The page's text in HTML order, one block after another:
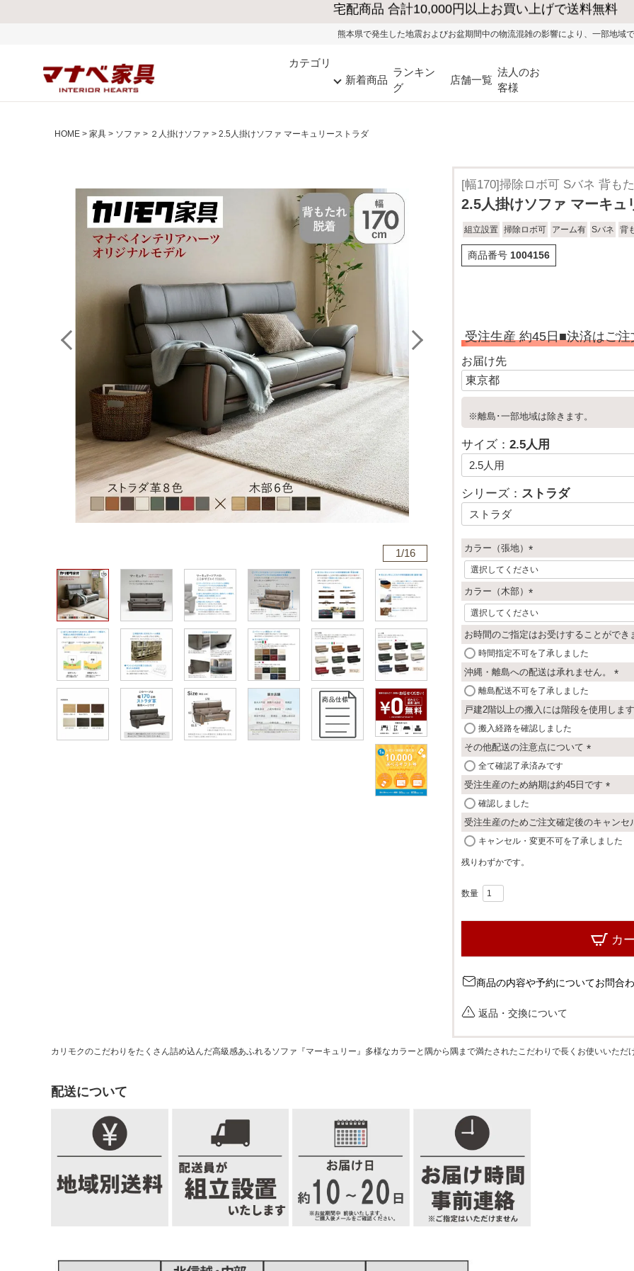
熊本県で発生した地震およびお盆期間中の物流混雑の影響により、一部地域ではお荷物のお届けに
カテゴリ
新着商品
ランキン
グ
店舗一覧
法人のお
客様
HOME 家具 ソファ ２人掛けソファ 2.5人掛けソファ マーキュリーストラダ
1/16
[幅170]掃除ロボ可 Sバネ 背も
2.5人掛けソファ マーキュ
組立設置 掃除ロボ可 アーム有 Sバネ 背
商品番号 1004156
受注生産 約45日■決済はご
お届け先
※離島･一部地域は除きます。
サイズ： 2.5人用
シリーズ： ストラダ
カラー（張地）
(
必
須
)
カラー（木部）
(
必
須
)
お時間のご指定はお受けすることができ
時間指定不可を了承しました
沖縄・離島への配送は承れません。
必
須
離島配送不可を了承しました
戸建2階以上の搬入には階段を使用します
搬入経路を確認しました
その他配送の注意点について
必
須
全て確認了承済みです
受注生産のため納期は約45日です
必
須
)
確認しました
受注生産のためご注文確定後のキャンセ
キャンセル・変更不可を了承しました
残りわずかです。
カ
商品の内容や予約についてお問合
返品・交換について
カリモクのこだわりをたくさん詰め込んだ高級感あふれるソファ『マーキュリー』多様なカラーと隅から隅まで満たされたこだわりで長くお使いいただ
配送について